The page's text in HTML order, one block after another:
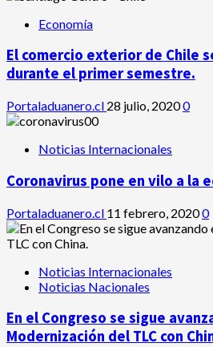
Economía
El comercio exterior de Chile
durante el primer semestre.
Portaladuanero.cl 28 julio, 20200
Noticias Internacionales
Coronavirus pone en vilo a la
Portaladuanero.cl 11 febrero, 20200
Noticias Internacionales
Noticias Nacionales
En el Congreso se sigue
Modernización del TLC con